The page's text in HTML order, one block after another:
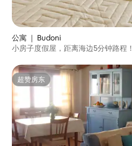
公寓 ｜ Budoni
小房子度假屋，距离海边5分钟路程！
超赞房东
超赞房东